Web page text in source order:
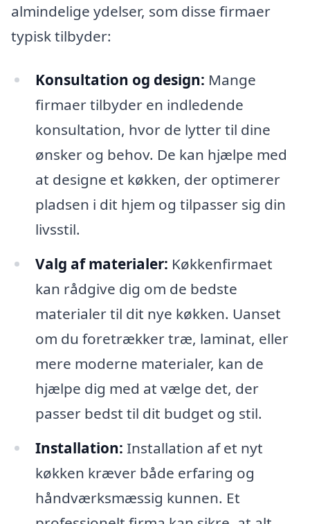
almindelige ydelser, som disse firmaer
typisk tilbyder:
Konsultation og design: Mange
firmaer tilbyder en indledende
konsultation, hvor de lytter til dine
ønsker og behov. De kan hjælpe med
at designe et køkken, der optimerer
pladsen i dit hjem og tilpasser sig din
livsstil.
Valg af materialer: Køkkenfirmaet
kan rådgive dig om de bedste
materialer til dit nye køkken. Uanset
om du foretrækker træ, laminat, eller
mere moderne materialer, kan de
hjælpe dig med at vælge det, der
passer bedst til dit budget og stil.
Installation: Installation af et nyt
køkken kræver både erfaring og
håndværksmæssig kunnen. Et